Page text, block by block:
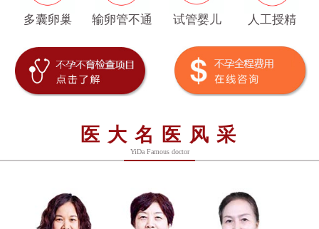
多囊卵巢 输卵管不通 试管婴儿 人工授精
医大名医风采
YiDa Famous doctor